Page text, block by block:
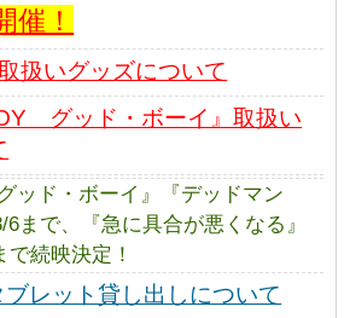
催！
扱いグッズについて
グッド・ボーイ』取扱い
ッド・ボーイ』『デッドマン
まで、『急に具合が悪くなる』
で続映決定！
レット貸し出しについて